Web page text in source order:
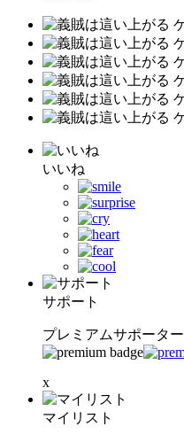
いいね
サポート
プレミアムサポーター
x
マイリスト